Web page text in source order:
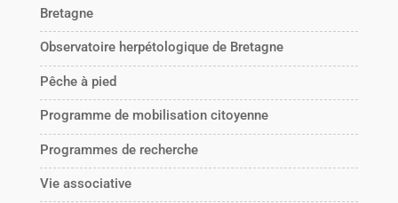
Bretagne
Observatoire herpétologique de Bretagne
Pêche à pied
Programme de mobilisation citoyenne
Programmes de recherche
Vie associative